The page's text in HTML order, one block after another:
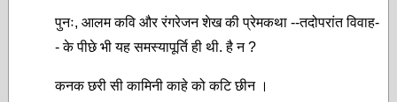
पुनः, आलम कवि और रंगरेजन शेख की प्रेमकथा --तदोपरांत विवाह-
- के पीछे भी यह समस्यापूर्ति ही थी. है न ?
कनक छरी सी कामिनी काहे को कटि छीन ।